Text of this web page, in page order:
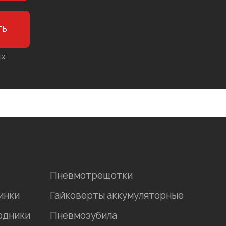
Пневмотрещотки
Гайковерты аккумуляторные
Пневмозубила